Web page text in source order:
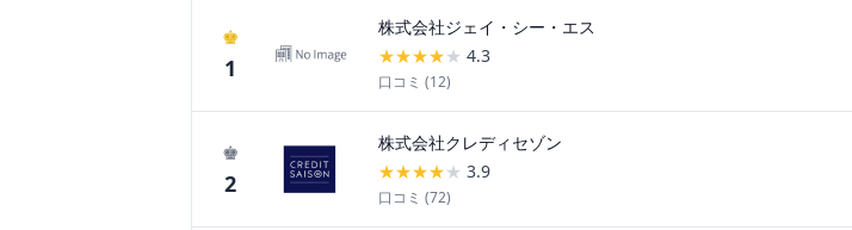
♚
1
株式会社ジェイ・シー・エス
★★★★★ 4.3
口コミ (12)
♚
2
株式会社クレディセゾン
★★★★★ 3.9
口コミ (72)